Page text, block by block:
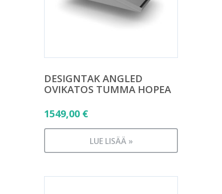
DESIGNTAK ANGLED
OVIKATOS TUMMA HOPEA
1549,00 €
LUE LISÄÄ »